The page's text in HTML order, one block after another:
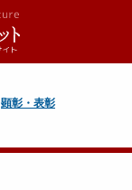
顕彰・表彰